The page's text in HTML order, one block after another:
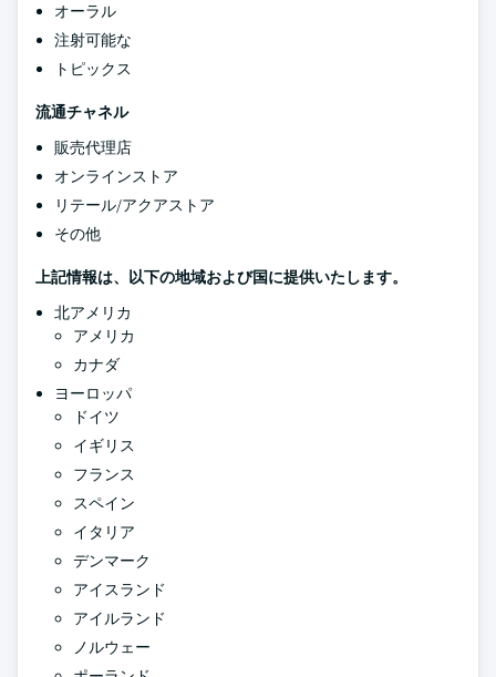
オーラル
注射可能な
トピックス
流通チャネル
販売代理店
オンラインストア
リテール/アクアストア
その他
上記情報は、以下の地域および国に提供いたします。
北アメリカ
アメリカ
カナダ
ヨーロッパ
ドイツ
イギリス
フランス
スペイン
イタリア
デンマーク
アイスランド
アイルランド
ノルウェー